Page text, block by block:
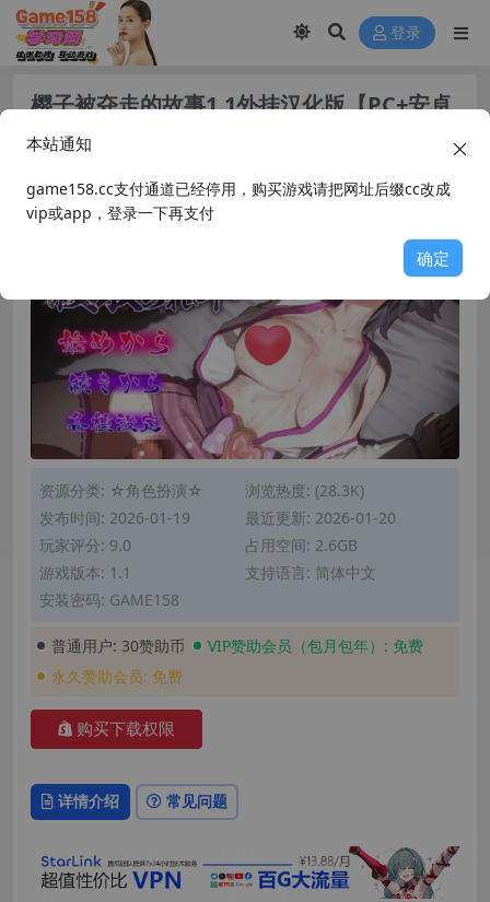
登录
樱子被夺走的故事1.1外挂汉化版【PC+安卓
+日系RPG/NTR+全CG存档】/桜子寝取传
【2.6G】
资源分类: ☆角色扮演☆
浏览热度: (28.3K)
发布时间: 2026-01-19
最近更新: 2026-01-20
玩家评分: 9.0
占用空间: 2.6GB
游戏版本: 1.1
支持语言: 简体中文
安装密码: GAME158
普通用户: 30赞助币 VIP赞助会员（包月包年）: 免费
永久赞助会员: 免费
购买下载权限
详情介绍 常见问题
本站通知
game158.cc支付通道已经停用，购买游戏请把网址后缀cc改成
vip或app，登录一下再支付
确定